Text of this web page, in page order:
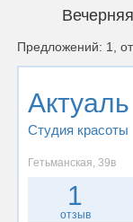
Предложений: 1,
Актуаль
Студия красоты
Гетьманская, 39в
1
отзыв